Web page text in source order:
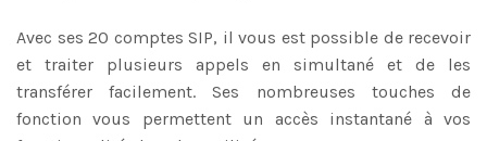
Avec ses 20 comptes SIP, il vous est possible de recevoir
et traiter plusieurs appels en simultané et de les
transférer facilement. Ses nombreuses touches de
fonction vous permettent un accès instantané à vos